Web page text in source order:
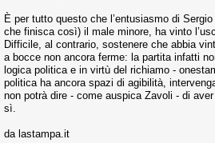
È per tutto questo che l’entusiasmo di
che finisca così) il male minore, ha vinto
Difficile, al contrario, sostenere che abbia
a bocce non ancora ferme: la partita infatti
logica politica e in virtù del richiamo -
politica ha ancora spazi di agibilità,
non potrà dire - come auspica Zavoli - di
sì.
da lastampa.it